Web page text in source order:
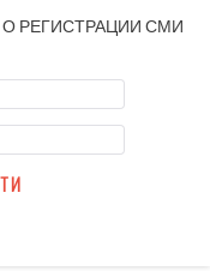
РЕГИСТРАЦИИСМИ